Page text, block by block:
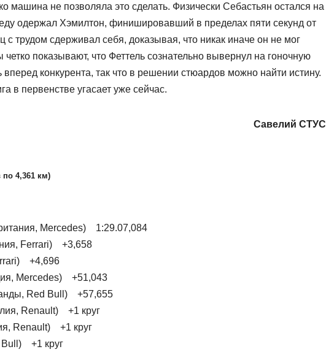
машина не позволяла это сделать. Физически Себастьян остался на
одержал Хэмилтон, финишировавший в пределах пяти секунд от
трудом сдерживал себя, доказывая, что никак иначе он не мог
четко показывают, что Феттель сознательно вывернул на гоночную
конкурента, так что в решении стюардов можно найти истину.
в первенстве угасает уже сейчас.
Савелий СТУС
по 4,361 км)
Mercedes) 1:29.07,084
Ferrari) +3,658
+4,696
Mercedes) +51,043
Red Bull) +57,655
Renault) +1 круг
Renault) +1 круг
Bull) +1 круг